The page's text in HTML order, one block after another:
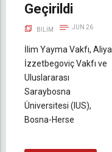
Geçirildi
BILIM JUN 26
İlim Yayma Vakfı, Aliya
İzzetbegoviç Vakfı ve
Uluslararası
Saraybosna
Üniversitesi (IUS),
Bosna-Herse